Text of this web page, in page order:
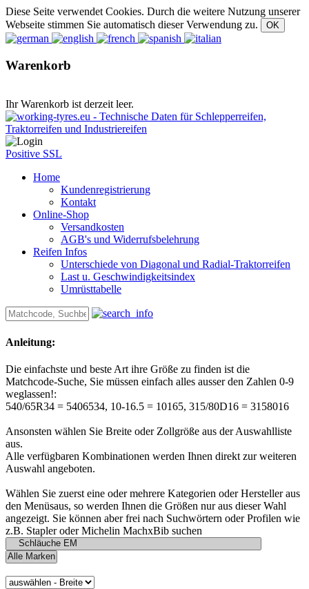
Diese Seite verwendet Cookies. Durch die weitere Nutzung unserer
Webseite stimmen Sie automatisch dieser Verwendung zu.
Warenkorb
Ihr Warenkorb ist derzeit leer.
Positive SSL
Home
Kundenregistrierung
Kontakt
Online-Shop
Versandkosten
AGB's und Widerrufsbelehrung
Reifen Infos
Unterschiede von Diagonal und Radial-Traktorreifen
Last u. Geschwindigkeitsindex
Umrüsttabelle
Anleitung:
Die einfachste und beste Art ihre Größe zu finden ist die
Matchcode-Suche, Sie müssen einfach alles ausser den Zahlen 0-9
weglassen!:
540/65R34 = 5406534, 10-16.5 = 10165, 315/80D16 = 3158016
Ansonsten wählen Sie Breite oder Zollgröße aus der Auswahlliste
aus.
Alle verfügbaren Kombinationen werden Ihnen direkt zur weiteren
Auswahl angeboten.
Wählen Sie zuerst eine oder mehrere Kategorien oder Hersteller aus
den Menüsaus, so werden Ihnen die Größen nur aus dieser Wahl
angezeigt. Sie können aber frei nach Suchwörtern oder Profilen wie
z.B. Stapler oder Michelin MachxBib suchen